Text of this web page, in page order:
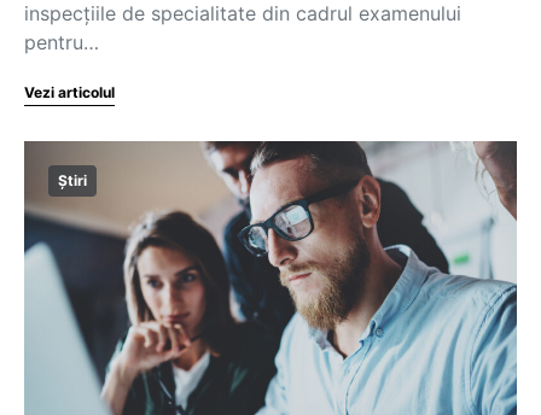
inspecțiile de specialitate din cadrul examenului
pentru…
Vezi articolul
Știri